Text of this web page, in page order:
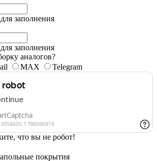
заполнения
заполнения
аналогов?
MAX Telegram
что вы не робот!